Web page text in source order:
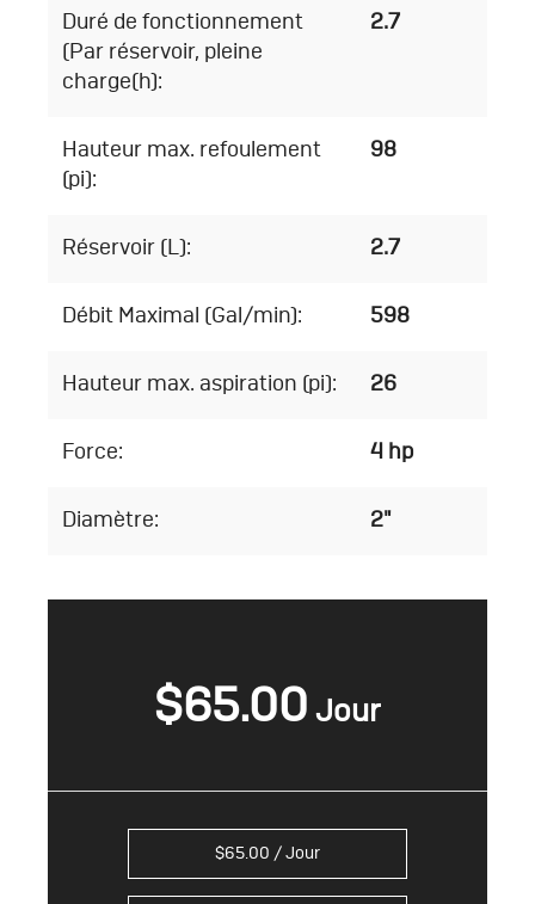
Duré de fonctionnement
(Par réservoir, pleine
charge(h):
2.7
Hauteur max. refoulement
(pi):
98
Réservoir (L): 2.7
Débit Maximal (Gal/min): 598
Hauteur max. aspiration (pi): 26
Force: 4 hp
Diamètre: 2"
$65.00
$65.00 / Jour